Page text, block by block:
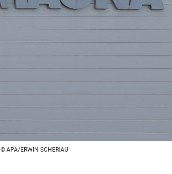
© APA/ERWIN SCHERIAU